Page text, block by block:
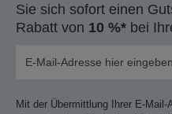
Sie sich sofort einen
Rabatt von 10 %* bei
Mit der Übermittlung Ihrer E-